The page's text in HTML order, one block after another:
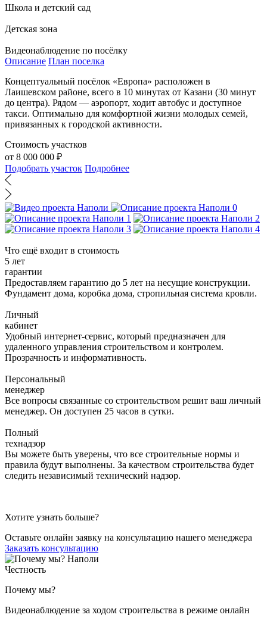
Школа и детский сад
Детская зона
Видеонаблюдение по посёлку
Описание План поселка
Концептуальный посёлок «Европа» расположен в
Лаишевском районе, всего в 10 минутах от Казани (30 минут
до центра). Рядом — аэропорт, ходит автобус и доступное
такси. Оптимально для комфортной жизни молодых семей,
привязанных к городской активности.
Стоимость участков
от 8 000 000 ₽
Подобрать участок Подробнее
Что ещё входит в стоимость
5 лет
гарантии
Предоставляем гарантию до 5 лет на несущие конструкции.
Фундамент дома, коробка дома, стропильная система кровли.
Личный
кабинет
Удобный интернет-сервис, который предназначен для
удаленного управления строительством и контролем.
Прозрачность и информативность.
Персональный
менеджер
Все вопросы связанные со строительством решит ваш личный
менеджер. Он доступен 25 часов в сутки.
Полный
технадзор
Вы можете быть уверены, что все строительные нормы и
правила будут выполнены. За качеством строительства будет
следить независимый технический надзор.
Хотите узнать больше?
Оставьте онлайн заявку на консультацию нашего менеджера
Заказать консультацию
Честность
Почему мы?
Видеонаблюдение за ходом строительства в режиме онлайн